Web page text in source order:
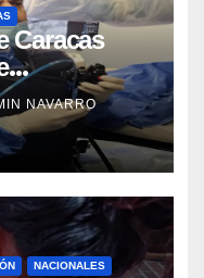
Caracas
para
pacientes
NAVARRO
NACIONALES